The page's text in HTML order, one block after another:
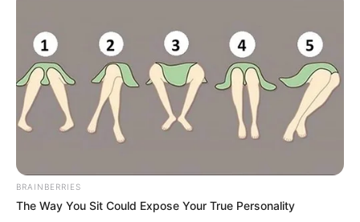
BRAINBERRIES
The Way You Sit Could Expose Your True Personality